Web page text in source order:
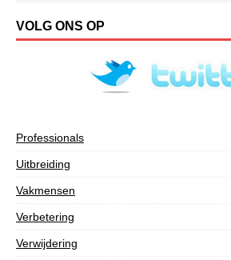
VOLG ONS OP
Professionals
Uitbreiding
Vakmensen
Verbetering
Verwijdering